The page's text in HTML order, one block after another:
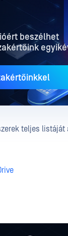
beszélhet
teljes listáját